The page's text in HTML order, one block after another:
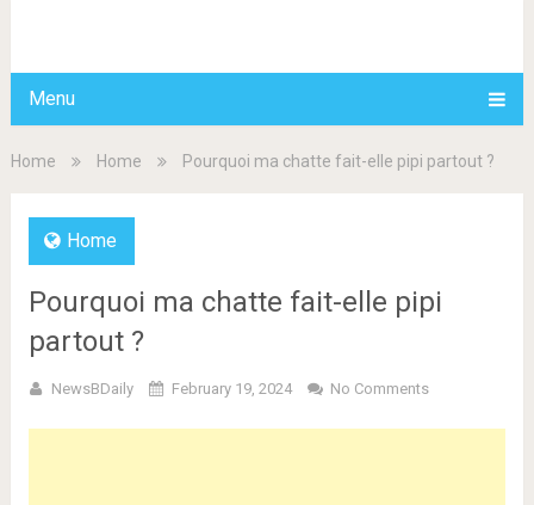
Menu
Home Home Pourquoi ma chatte fait-elle pipi partout ?
Home
Pourquoi ma chatte fait-elle pipi
partout ?
NewsBDaily February 19, 2024 No Comments